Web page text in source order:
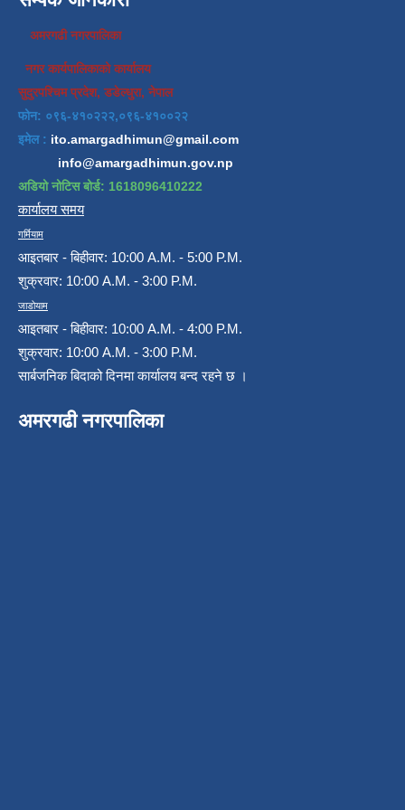
अमरगढी नगरपालिका
नगर कार्यपालिकाको कार्यालय
सुदुरपश्चिम प्रदेश, डडेल्धुरा, नेपाल
फोन: ०९६-४१०२२२,०९६-४१००२२
इमेल : ito.amargadhimun@gmail.com
info@amargadhimun.gov.np
अडियो नोटिस बोर्ड: 1618096410222
कार्यालय समय
गर्मियाम
आइतबार - बिहीवार: 10:00 A.M. - 5:00 P.M.
शुक्रवार: 10:00 A.M. - 3:00 P.M.
जाडोयाम
आइतबार - बिहीवार: 10:00 A.M. - 4:00 P.M.
शुक्रवार: 10:00 A.M. - 3:00 P.M.
सार्बजनिक बिदाको दिनमा कार्यालय बन्द रहने छ ।
अमरगढी नगरपालिका